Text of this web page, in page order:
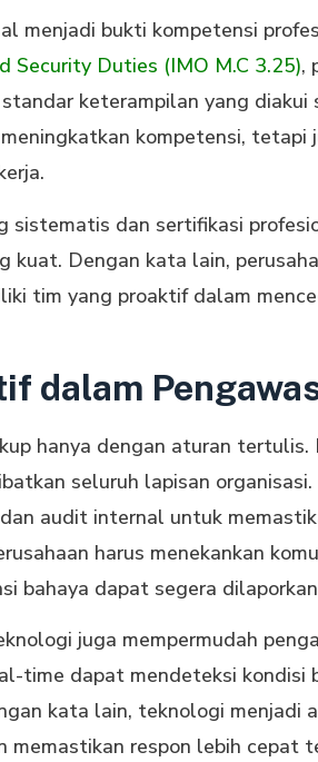
menjadi bukti kompetensi
Security Duties (IMO M.C 3.25),
keterampilan yang diakui
kompetensi, tetapi
sistematis dan sertifikasi
kuat. Dengan kata lain,
tim yang proaktif dalam
dalam
hanya dengan aturan tertulis.
seluruh lapisan organisasi.
audit internal untuk
harus menekankan
bahaya dapat segera
juga mempermudah
time dapat mendeteksi kondisi
kata lain, teknologi menjadi
memastikan respon lebih cepat